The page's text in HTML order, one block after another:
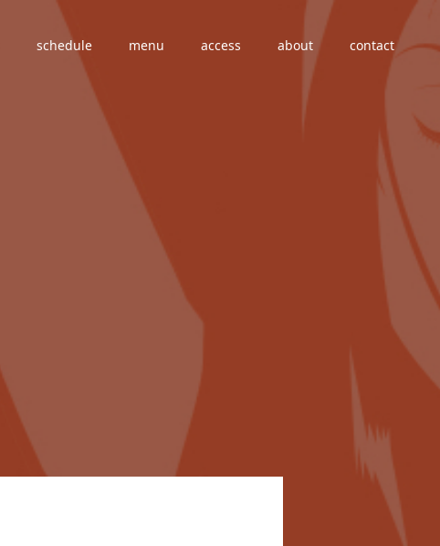
schedule menu access about contact